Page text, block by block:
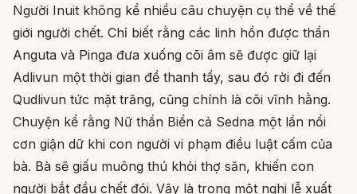
Người Inuit không kể nhiều câu chuyện cụ thể về thế
giới người chết. Chỉ biết rằng các linh hồn được thần
Anguta và Pinga đưa xuống cõi âm sẽ được giữ lại
Adlivun một thời gian để thanh tẩy, sau đó rời đi đến
Qudlivun tức mặt trăng, cũng chính là cõi vĩnh hằng.
Chuyện kể rằng Nữ thần Biển cả Sedna một lần nổi
cơn giận dữ khi con người vi phạm điều luật cấm của
bà. Bà sẽ giấu muông thú khỏi thợ săn, khiến con
người bắt đầu chết đói. Vậy là trong một nghi lễ xuất